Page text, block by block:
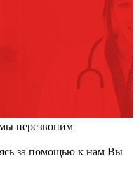
перезвоним
за помощью к нам Вы